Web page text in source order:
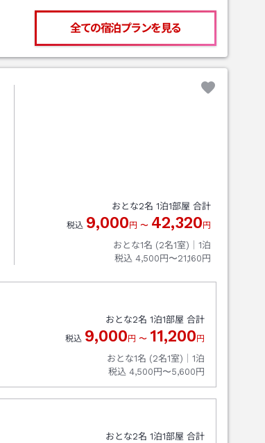
全ての宿泊プランを見る
おとな2名 1泊1部屋 合計
税込 9,000 円 〜 42,320 円
おとな1名 (2名1室)｜ 1泊
税込 4,500円〜21,160円
おとな2名 1泊1部屋 合計
税込 9,000 円 〜 11,200 円
おとな1名 (2名1室)｜ 1泊
税込 4,500円〜5,600円
おとな2名 1泊1部屋 合計